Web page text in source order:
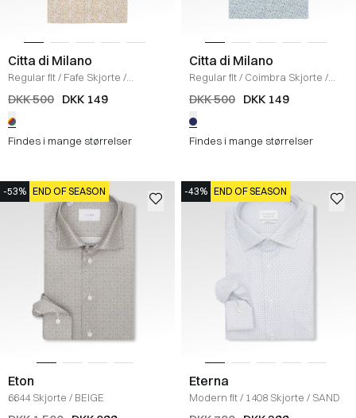
Citta di Milano
Regular fit/ Fafe Skjorte /
WHITE/YELLOW
DKK 500 DKK 149
Findes i mange størrelser
Citta di Milano
Regular fit/ Coimbra Skjorte /
WHITE/PURPLE
DKK 500 DKK 149
Findes i mange størrelser
-53% END OF SEASON
Eton
6644 Skjorte / BEIGE
-43% END OF SEASON
Eterna
Modern fit/ 1408 Skjorte / SAND